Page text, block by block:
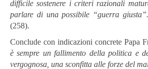
difficile sostenere i criteri razionali
parlare di una possibile “guerra
(258).
Conclude con indicazioni concrete Papa
è sempre un fallimento della politica e
vergognosa, una sconfitta alle forze del